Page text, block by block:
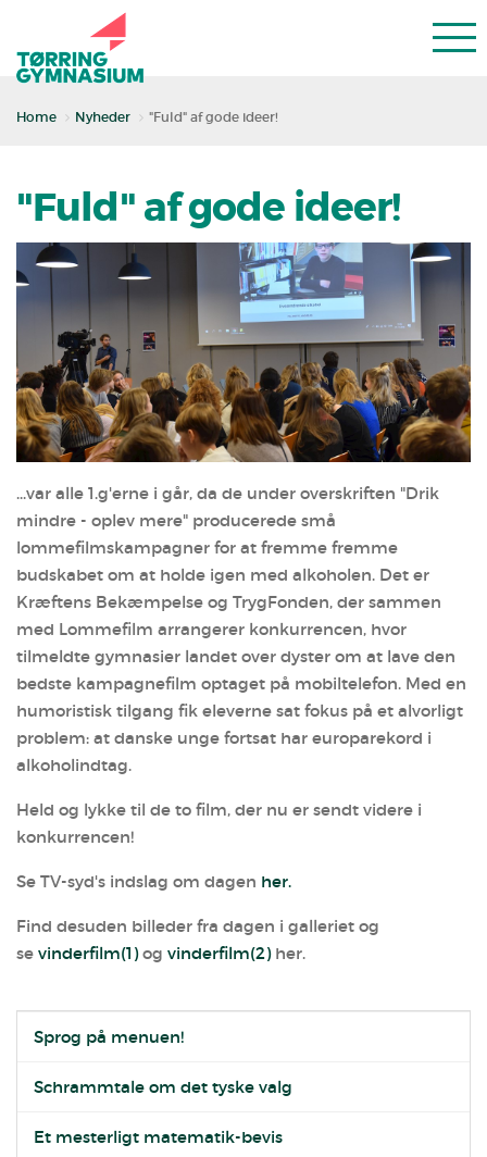
Home Nyheder "Fuld" af gode ideer!
"Fuld" af gode ideer!
...var alle 1.g'erne i går, da de under overskriften "Drik
mindre - oplev mere" producerede små
lommefilmskampagner for at fremme fremme
budskabet om at holde igen med alkoholen. Det er
Kræftens Bekæmpelse og TrygFonden, der sammen
med Lommefilm arrangerer konkurrencen, hvor
tilmeldte gymnasier landet over dyster om at lave den
bedste kampagnefilm optaget på mobiltelefon. Med en
humoristisk tilgang fik eleverne sat fokus på et alvorligt
problem: at danske unge fortsat har europarekord i
alkoholindtag.
Held og lykke til de to film, der nu er sendt videre i
konkurrencen!
Se TV-syd's indslag om dagen her.
Find desuden billeder fra dagen i galleriet og
se vinderfilm(1)og vinderfilm(2)her.
Sprog på menuen!
Schrammtale om det tyske valg
Et mesterligt matematik-bevis